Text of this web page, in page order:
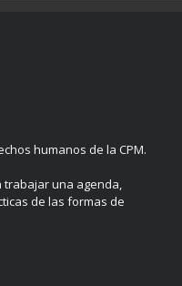
humanos de la CPM.
trabajar una agenda,
de las formas de